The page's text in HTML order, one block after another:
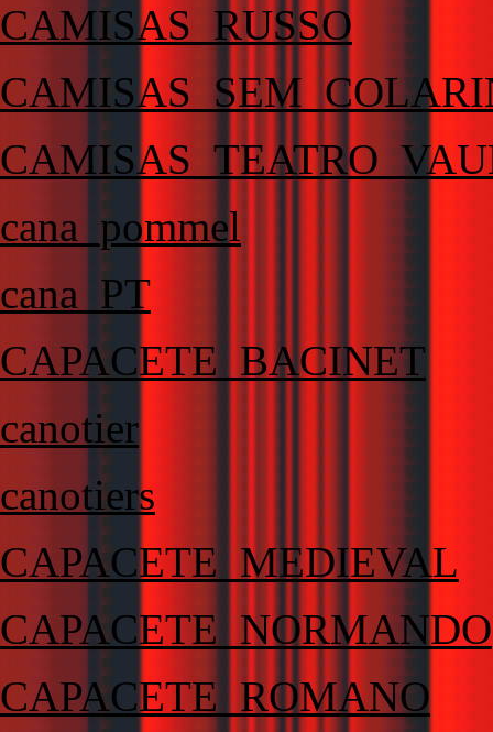
CAMISAS_RUSSO
cana_pommel
cana_PT
CAPACETE_BACINET
canotier
canotiers
CAPACETE_MEDIEVAL
CAPACETE_NORMANDO
CAPACETE_ROMANO